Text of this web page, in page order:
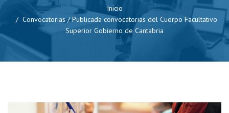
Inicio
Convocatorias /Publicada convocatorias del Cuerpo Facultativo
Superior Gobierno de Cantabria